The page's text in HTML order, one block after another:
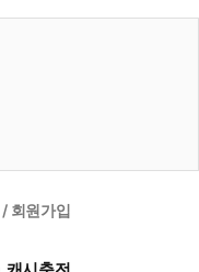
/ 회원가입